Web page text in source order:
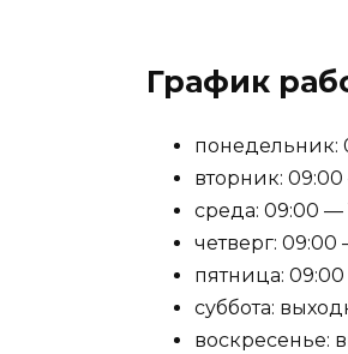
График
понедельник:
вторник:
среда: 09:00 —
четверг: 09:00
пятница: 09:00
суббота:
воскресенье: